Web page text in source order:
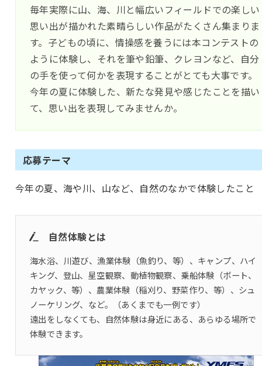
毎年実際に山、海、川と幅広いフィールドでの楽しい
思い出が描かれた素晴らしい作品がたくさん集まりま
す。子どもの頃に、情操感を養うには本コンテストの
ように体験し、それを筆や鉛筆、クレヨンなど、自分
の手を使って何かを表現することがとても大事です。
今年の夏に体験した、新たな発見や感じたことを描い
て、思い出を表現してみませんか。
応募テーマ
今年の夏、海や川、山など、自然のなかで体験したこと
自然体験とは
海水浴、川遊び、漁業体験（魚釣り、等）、キャンプ、ハイ
キング、登山、星空観察、動植物観察、乗船体験（ボート、
カヤック、等）、農業体験（稲刈り、野菜作り、等）、シュ
ノーケリング、など。（あくまでも一例です）
遠出をしなくても、自然体験は身近にある、あらゆる場所で
体験できます。